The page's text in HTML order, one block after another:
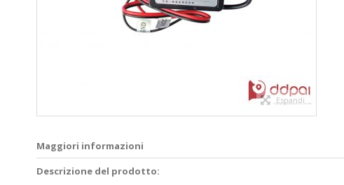
Espandi
Maggiori informazioni
Descrizione del prodotto: